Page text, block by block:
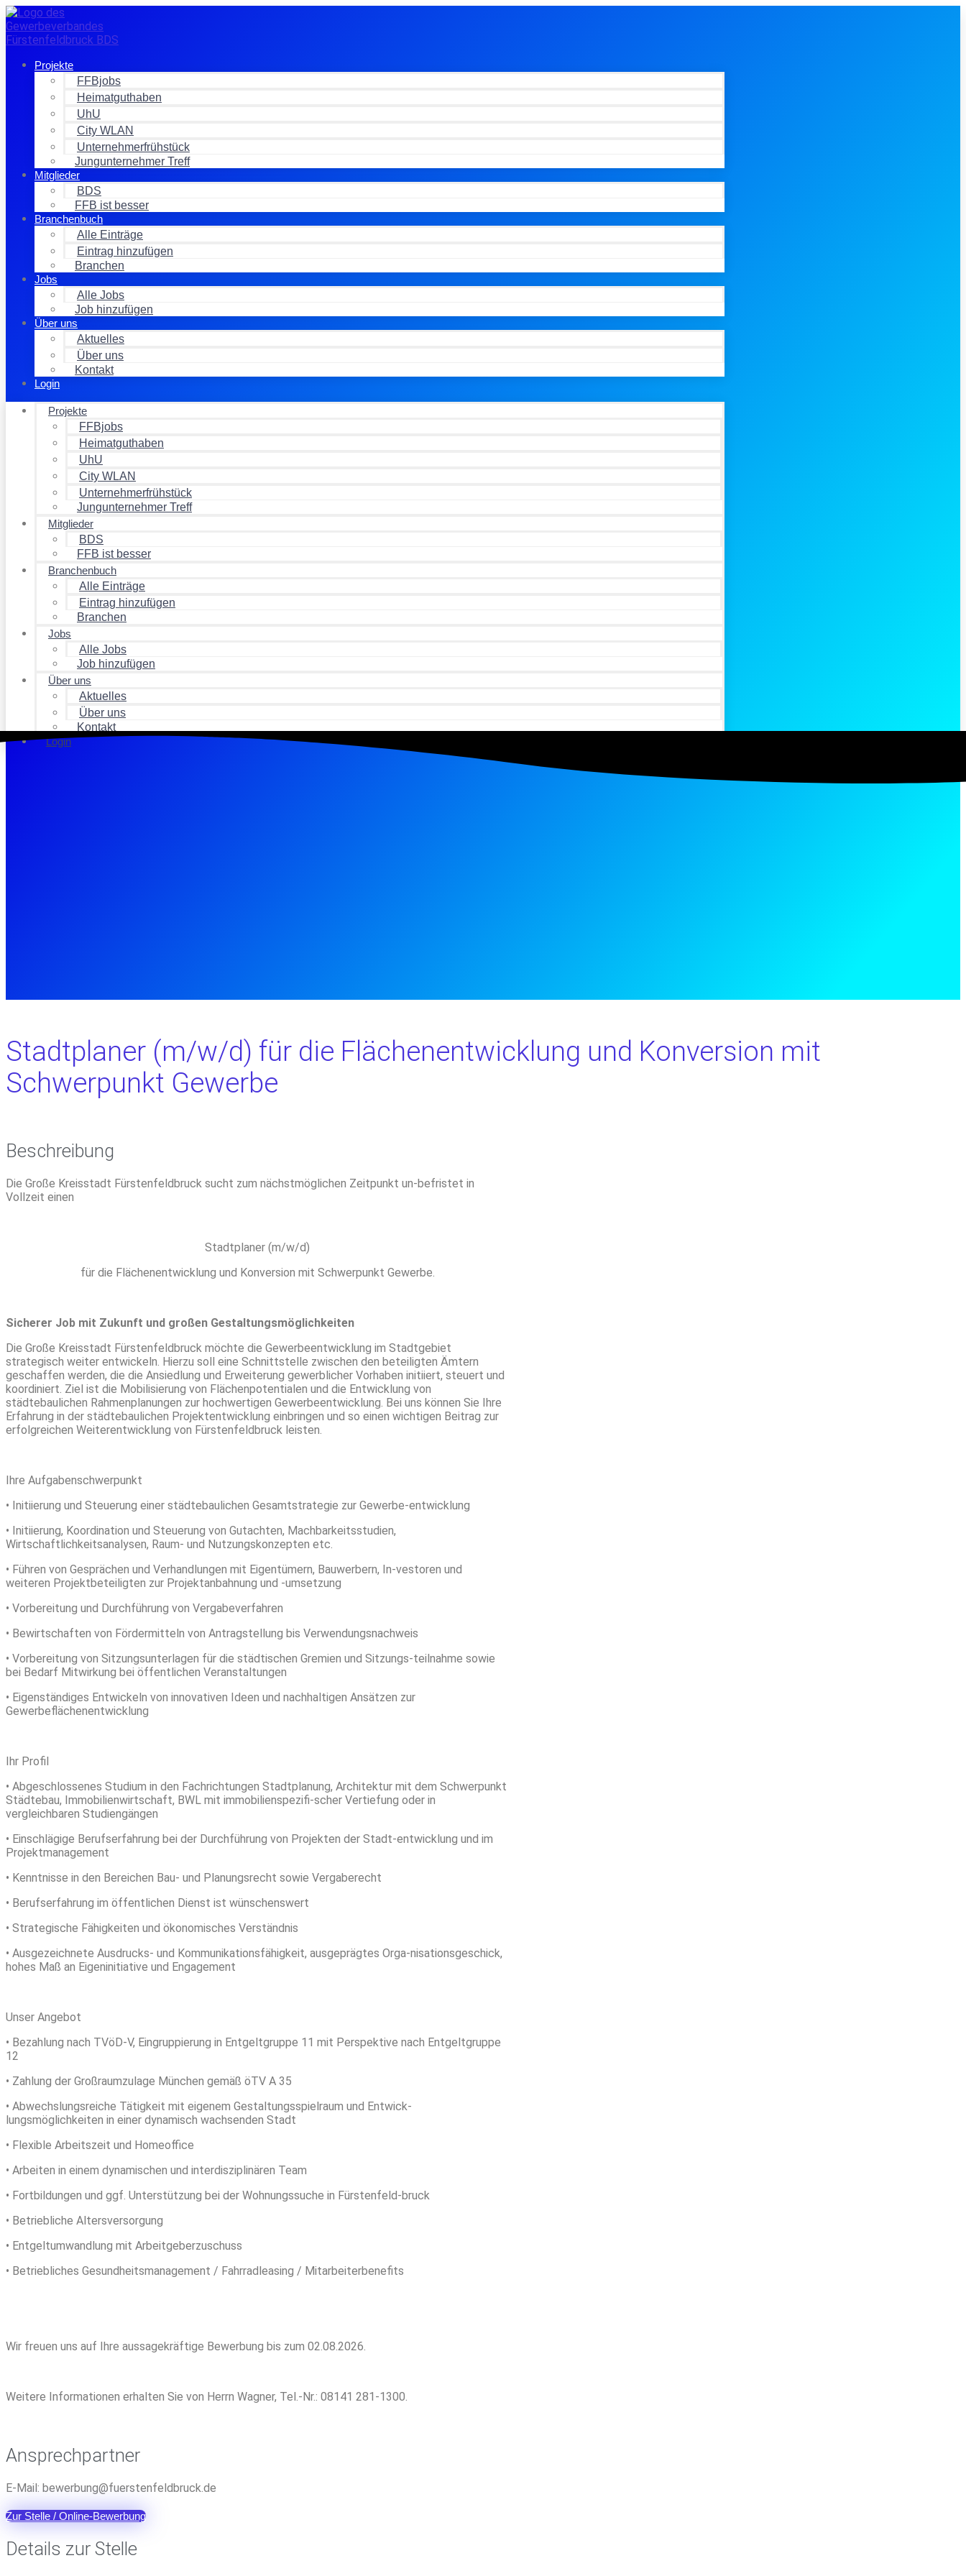
Zum
Inhalt
springen
Projekte
FFBjobs
Heimatguthaben
UhU
City WLAN
Unternehmerfrühstück
Jungunternehmer Treff
Mitglieder
BDS
FFB ist besser
Branchenbuch
Alle Einträge
Eintrag hinzufügen
Branchen
Jobs
Alle Jobs
Job hinzufügen
Über uns
Aktuelles
Über uns
Kontakt
Login
Projekte
FFBjobs
Heimatguthaben
UhU
City WLAN
Unternehmerfrühstück
Jungunternehmer Treff
Mitglieder
BDS
FFB ist besser
Branchenbuch
Alle Einträge
Eintrag hinzufügen
Branchen
Jobs
Alle Jobs
Job hinzufügen
Über uns
Aktuelles
Über uns
Kontakt
Login
Stadtplaner (m/w/d) für die Flächenentwicklung und Konversion mit
Schwerpunkt Gewerbe
Beschreibung
Die Große Kreisstadt Fürstenfeldbruck sucht zum nächstmöglichen Zeitpunkt un-befristet in
Vollzeit einen
Stadtplaner (m/w/d)
für die Flächenentwicklung und Konversion mit Schwerpunkt Gewerbe.
Sicherer Job mit Zukunft und großen Gestaltungsmöglichkeiten
Die Große Kreisstadt Fürstenfeldbruck möchte die Gewerbeentwicklung im Stadtgebiet
strategisch weiter entwickeln. Hierzu soll eine Schnittstelle zwischen den beteiligten Ämtern
geschaffen werden, die die Ansiedlung und Erweiterung gewerblicher Vorhaben initiiert, steuert und
koordiniert. Ziel ist die Mobilisierung von Flächenpotentialen und die Entwicklung von
städtebaulichen Rahmenplanungen zur hochwertigen Gewerbeentwicklung. Bei uns können Sie Ihre
Erfahrung in der städtebaulichen Projektentwicklung einbringen und so einen wichtigen Beitrag zur
erfolgreichen Weiterentwicklung von Fürstenfeldbruck leisten.
Ihre Aufgabenschwerpunkt
• Initiierung und Steuerung einer städtebaulichen Gesamtstrategie zur Gewerbe-entwicklung
• Initiierung, Koordination und Steuerung von Gutachten, Machbarkeitsstudien,
Wirtschaftlichkeitsanalysen, Raum- und Nutzungskonzepten etc.
• Führen von Gesprächen und Verhandlungen mit Eigentümern, Bauwerbern, In-vestoren und
weiteren Projektbeteiligten zur Projektanbahnung und -umsetzung
• Vorbereitung und Durchführung von Vergabeverfahren
• Bewirtschaften von Fördermitteln von Antragstellung bis Verwendungsnachweis
• Vorbereitung von Sitzungsunterlagen für die städtischen Gremien und Sitzungs-teilnahme sowie
bei Bedarf Mitwirkung bei öffentlichen Veranstaltungen
• Eigenständiges Entwickeln von innovativen Ideen und nachhaltigen Ansätzen zur
Gewerbeflächenentwicklung
Ihr Profil
• Abgeschlossenes Studium in den Fachrichtungen Stadtplanung, Architektur mit dem Schwerpunkt
Städtebau, Immobilienwirtschaft, BWL mit immobilienspezifi-scher Vertiefung oder in
vergleichbaren Studiengängen
• Einschlägige Berufserfahrung bei der Durchführung von Projekten der Stadt-entwicklung und im
Projektmanagement
• Kenntnisse in den Bereichen Bau- und Planungsrecht sowie Vergaberecht
• Berufserfahrung im öffentlichen Dienst ist wünschenswert
• Strategische Fähigkeiten und ökonomisches Verständnis
• Ausgezeichnete Ausdrucks- und Kommunikationsfähigkeit, ausgeprägtes Orga-nisationsgeschick,
hohes Maß an Eigeninitiative und Engagement
Unser Angebot
• Bezahlung nach TVöD-V, Eingruppierung in Entgeltgruppe 11 mit Perspektive nach Entgeltgruppe
12
• Zahlung der Großraumzulage München gemäß öTV A 35
• Abwechslungsreiche Tätigkeit mit eigenem Gestaltungsspielraum und Entwick-
lungsmöglichkeiten in einer dynamisch wachsenden Stadt
• Flexible Arbeitszeit und Homeoffice
• Arbeiten in einem dynamischen und interdisziplinären Team
• Fortbildungen und ggf. Unterstützung bei der Wohnungssuche in Fürstenfeld-bruck
• Betriebliche Altersversorgung
• Entgeltumwandlung mit Arbeitgeberzuschuss
• Betriebliches Gesundheitsmanagement / Fahrradleasing / Mitarbeiterbenefits
Wir freuen uns auf Ihre aussagekräftige Bewerbung bis zum 02.08.2026.
Weitere Informationen erhalten Sie von Herrn Wagner, Tel.-Nr.: 08141 281-1300.
Ansprechpartner
E-Mail: ed.kc
urbdl
efnet
sreuf
@gnub
reweb
Zur Stelle / Online-Bewerbung
Details zur Stelle